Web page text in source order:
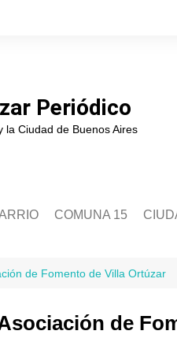
Periódico
la Ciudad de Buenos Aires
de Estudios Históricos
COMUNA 15
Junta Comunal 15
de Fomento de Villa Ortúzar
de